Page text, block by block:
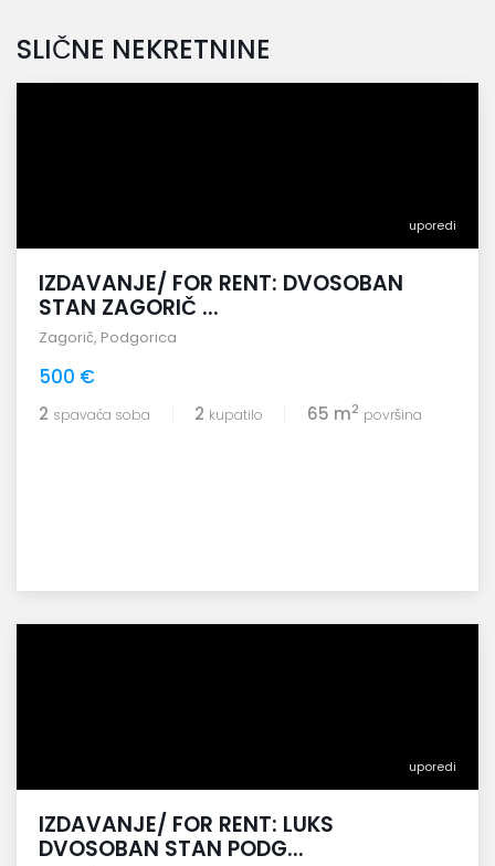
SLIČNE NEKRETNINE
uporedi
IZDAVANJE/ FOR RENT: DVOSOBAN
STAN ZAGORIČ ...
Zagorič, Podgorica
500 €
2 spavaća soba 2 kupatilo 65 m2 površina
uporedi
IZDAVANJE/ FOR RENT: LUKS
DVOSOBAN STAN PODG...